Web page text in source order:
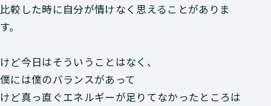
比較した時に自分が情けなく思えることがありま
す。
けど今日はそういうことはなく、
僕には僕のバランスがあって
けど真っ直ぐエネルギーが足りてなかったところは